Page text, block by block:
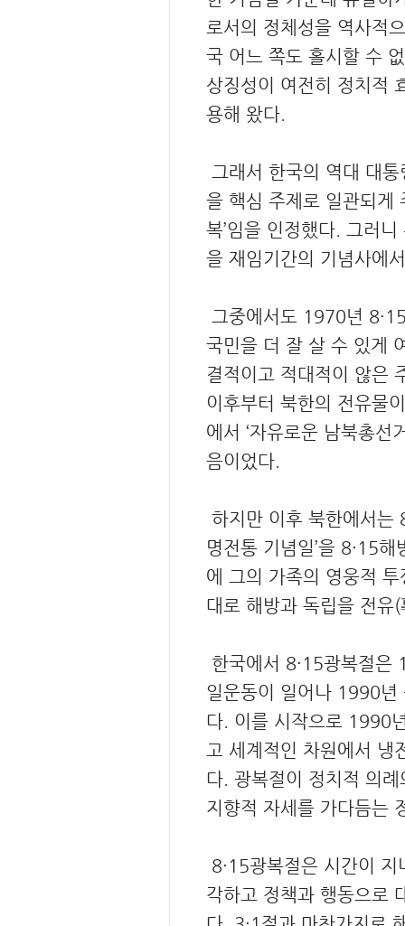
로서의 정체성을 역사적
국 어느 쪽도 홀시할 수
상징성이 여전히 정치적
용해 왔다.
그래서 한국의 역대 대
을 핵심 주제로 일관되게
복’임을 인정했다. 그러
을 재임기간의 기념사에
그중에서도 1970년
국민을 더 잘 살 수 있게
결적이고 적대적이 않은
이후부터 북한의 전유물
에서 ‘자유로운 남북총선
음이었다.
하지만 이후 북한에서는
명전통 기념일’을 8·15
에 그의 가족의 영웅적
대로 해방과 독립을 전
한국에서 8·15광복절은
일운동이 일어나 1990년
다. 이를 시작으로 1990
고 세계적인 차원에서 냉
다. 광복절이 정치적 의
지향적 자세를 가다듬는
8·15광복절은 시간이
각하고 정책과 행동으로